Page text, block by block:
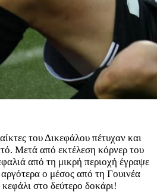
του Δικεφάλου πέτυχαν και
Μετά από εκτέλεση κόρνερ του
από τη μικρή περιοχή έγραψε
ο μέσος από τη Γουινέα
στο δεύτερο δοκάρι!